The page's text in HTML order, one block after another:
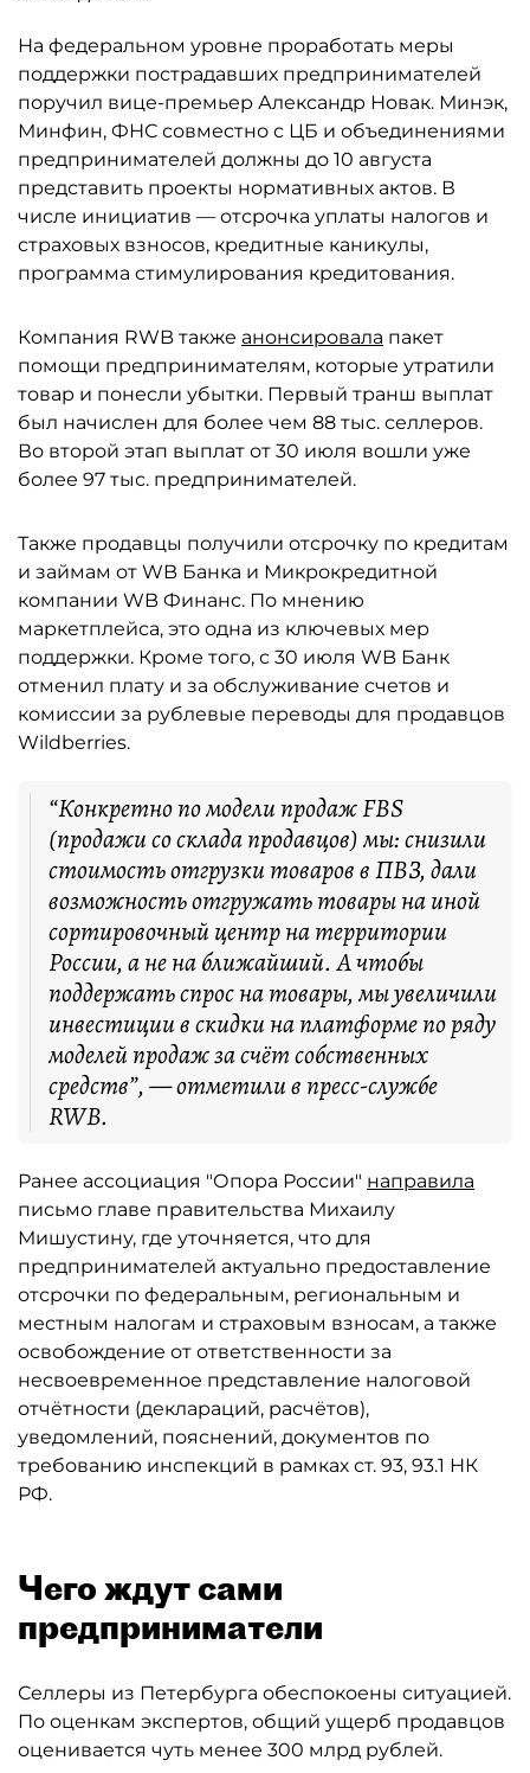
На федеральном уровне проработать меры
поддержки пострадавших предпринимателей
поручил вице-премьер Александр Новак. Минэк,
Минфин, ФНС совместно с ЦБ и объединениями
предпринимателей должны до 10 августа
представить проекты нормативных актов. В
числе инициатив — отсрочка уплаты налогов и
страховых взносов, кредитные каникулы,
программа стимулирования кредитования.
Компания RWB также анонсировала пакет
помощи предпринимателям, которые утратили
товар и понесли убытки. Первый транш выплат
был начислен для более чем 88 тыс. селлеров.
Во второй этап выплат от 30 июля вошли уже
более 97 тыс. предпринимателей.
Также продавцы получили отсрочку по кредитам
и займам от WB Банка и Микрокредитной
компании WB Финанс. По мнению
маркетплейса, это одна из ключевых мер
поддержки. Кроме того, с 30 июля WB Банк
отменил плату и за обслуживание счетов и
комиссии за рублевые переводы для продавцов
Wildberries.
“Конкретно по модели продаж FBS
(продажи со склада продавцов) мы: снизили
стоимость отгрузки товаров в ПВЗ, дали
возможность отгружать товары на иной
сортировочный центр на территории
России, а не на ближайший. А чтобы
поддержать спрос на товары, мы увеличили
инвестиции в скидки на платформе по ряду
моделей продаж за счёт собственных
средств”, — отметили в пресс-службе
RWB.
Ранее ассоциация "Опора России" направила
письмо главе правительства Михаилу
Мишустину, где уточняется, что для
предпринимателей актуально предоставление
отсрочки по федеральным, региональным и
местным налогам и страховым взносам, а также
освобождение от ответственности за
несвоевременное представление налоговой
отчётности (деклараций, расчётов),
уведомлений, пояснений, документов по
требованию инспекций в рамках ст. 93, 93.1 НК
РФ.
Чего ждут сами
предприниматели
Селлеры из Петербурга обеспокоены ситуацией.
По оценкам экспертов, общий ущерб продавцов
оценивается чуть менее 300 млрд рублей.